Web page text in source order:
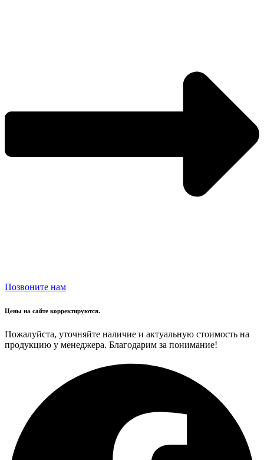
Позвоните нам
Цены на сайте корректируются.
Пожалуйста, уточняйте наличие и актуальную стоимость на
продукцию у менеджера. Благодарим за понимание!